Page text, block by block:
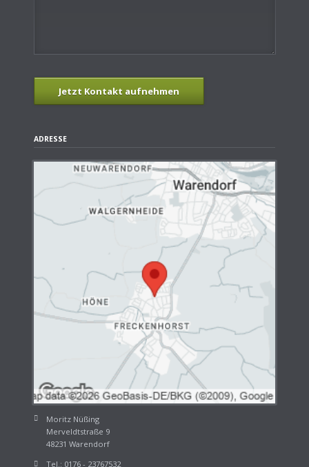
Jetzt Kontakt aufnehmen
ADRESSE
Moritz Nüßing
Merveldtstraße 9
48231 Warendorf
Tel.: 0176 - 23767532